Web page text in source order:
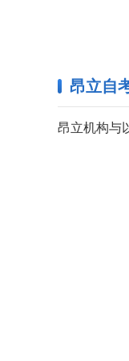
昂立自
昂立机构与